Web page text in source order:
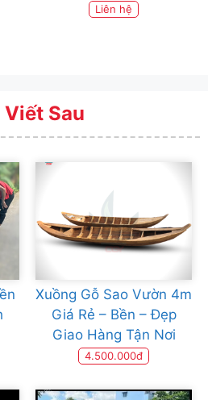
Liên hệ
Viết Sau
Xuồng Gỗ Sao Vườn 4m
Giá Rẻ – Bền – Đẹp
Giao Hàng Tận Nơi
4.500.000đ